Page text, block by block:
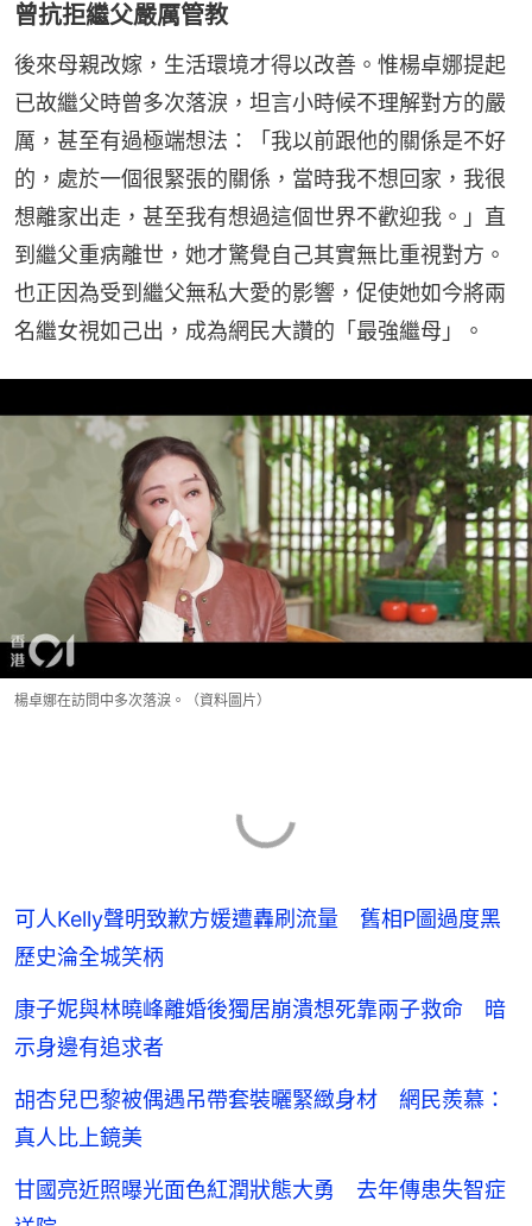
曾抗拒繼父嚴厲管教
後來母親改嫁，生活環境才得以改善。惟楊卓娜提起
已故繼父時曾多次落淚，坦言小時候不理解對方的嚴
厲，甚至有過極端想法：「我以前跟他的關係是不好
的，處於一個很緊張的關係，當時我不想回家，我很
想離家出走，甚至我有想過這個世界不歡迎我。」直
到繼父重病離世，她才驚覺自己其實無比重視對方。
也正因為受到繼父無私大愛的影響，促使她如今將兩
名繼女視如己出，成為網民大讚的「最強繼母」。
楊卓娜在訪問中多次落淚。（資料圖片）
可人Kelly聲明致歉方媛遭轟刷流量 舊相P圖過度黑
歷史淪全城笑柄
康子妮與林曉峰離婚後獨居崩潰想死靠兩子救命 暗
示身邊有追求者
胡杏兒巴黎被偶遇吊帶套裝曬緊緻身材 網民羨慕：
真人比上鏡美
甘國亮近照曝光面色紅潤狀態大勇 去年傳患失智症